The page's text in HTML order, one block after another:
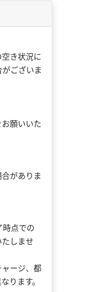
き状況に
ございま
願いいた
がありま
点での
しませ
ージ、都
ります。